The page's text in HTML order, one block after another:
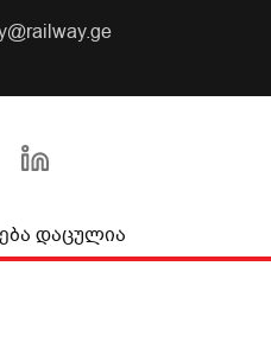
დაცულია